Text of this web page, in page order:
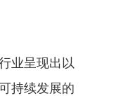
业呈现出以
持续发展的